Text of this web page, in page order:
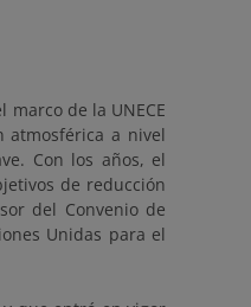
marco de la UNECE
atmosférica a nivel
Con los años, el
de reducción
del Convenio de
Unidas para el